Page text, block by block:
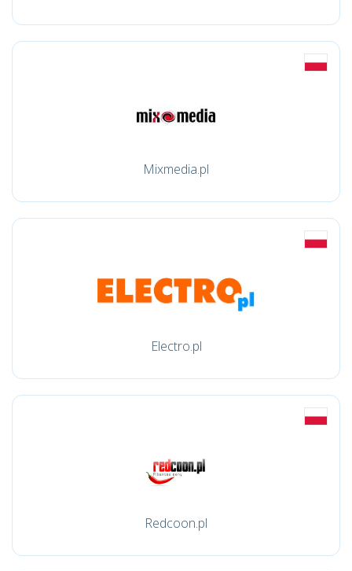
Mixmedia.pl
Electro.pl
Redcoon.pl